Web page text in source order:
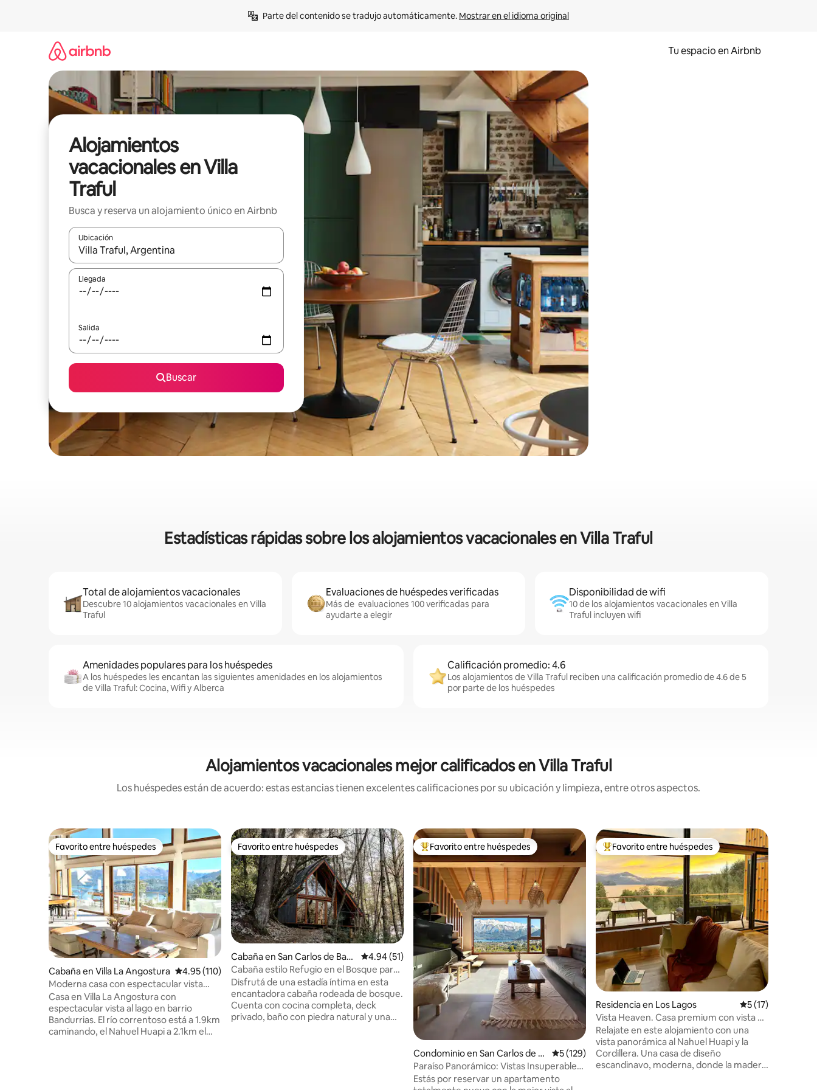
Parte del contenido se tradujo automáticamente. Mostrar en el idioma original
Tu espacio en Airbnb
Alojamientos
vacacionales en Villa
Traful
Busca y reserva un alojamiento único en Airbnb
Ubicación
Cuando los resultados estén disponibles, podrás navegar usando las teclas de las flechas hacia arriba y hacia abajo, o bien tocando y deslizando la pantalla.
Llegada
Salida
Buscar
Estadísticas rápidas sobre los alojamientos vacacionales en Villa Traful
Total de alojamientos vacacionales
Descubre 10 alojamientos vacacionales en Villa
Traful
Evaluaciones de huéspedes verificadas
Más de evaluaciones 100 verificadas para
ayudarte a elegir
Disponibilidad de wifi
10 de los alojamientos vacacionales en Villa
Traful incluyen wifi
Amenidades populares para los huéspedes
A los huéspedes les encantan las siguientes amenidades en los alojamientos
de Villa Traful: Cocina, Wifi y Alberca
Calificación promedio: 4.6
Los alojamientos de Villa Traful reciben una calificación promedio de 4.6 de 5
por parte de los huéspedes
Alojamientos vacacionales mejor calificados en Villa Traful
Los huéspedes están de acuerdo: estas estancias tienen excelentes calificaciones por su ubicación y limpieza, entre otros aspectos.
Favorito entre huéspedes
Favorito entre huéspedes
Cabaña en Villa La Angostura Calificación promedio: 4.95 de 5; 110 evaluaciones
4.95 (110)
Moderna casa con espectacular vista
lago y bosque
Casa en Villa La Angostura con
espectacular vista al lago en barrio
Bandurrias. El río correntoso está a 1.9km
caminando, el Nahuel Huapi a 2.1km el
Favorito entre huéspedes
Favorito entre huéspedes
Cabaña en San Carlos de Baril
oche
Calificación promedio: 4.94 de 5; 51 evaluaciones
4.94 (51)
Cabaña estilo Refugio en el Bosque para
Parejas
Disfrutá de una estadía íntima en esta
encantadora cabaña rodeada de bosque.
Cuenta con cocina completa, deck
privado, baño con piedra natural y una
De los mejores en Favorito entre huéspedes
Favorito entre huéspedes
Condominio en San Carlos de B
ariloche
Calificación promedio: 5 de 5; 129 evaluaciones
5 (129)
Paraíso Panorámico: Vistas Insuperables
para 2
Estás por reservar un apartamento
De los mejores en Favorito entre huéspedes
Favorito entre huéspedes
Residencia en Los Lagos Calificación
5 (17)
Vista Heaven. Casa premium con vista al
Lago.
Relajate en este alojamiento con una
vista panorámica al Nahuel Huapi y la
Cordillera. Una casa de diseño
escandinavo, moderna, donde la madera